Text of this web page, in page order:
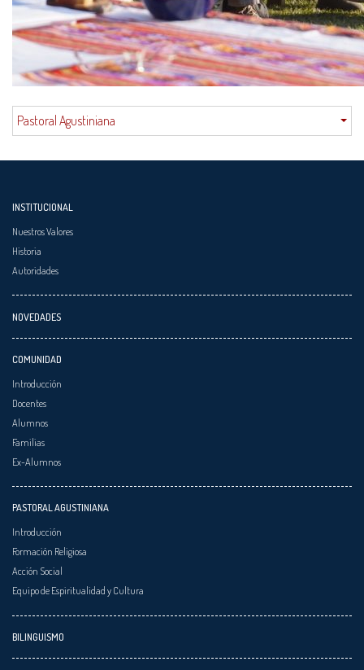
Pastoral Agustiniana
INSTITUCIONAL
Nuestros Valores
Historia
Autoridades
NOVEDADES
COMUNIDAD
Introducción
Docentes
Alumnos
Familias
Ex-Alumnos
PASTORAL AGUSTINIANA
Introducción
Formación Religiosa
Acción Social
Equipo de Espiritualidad y Cultura
BILINGUISMO